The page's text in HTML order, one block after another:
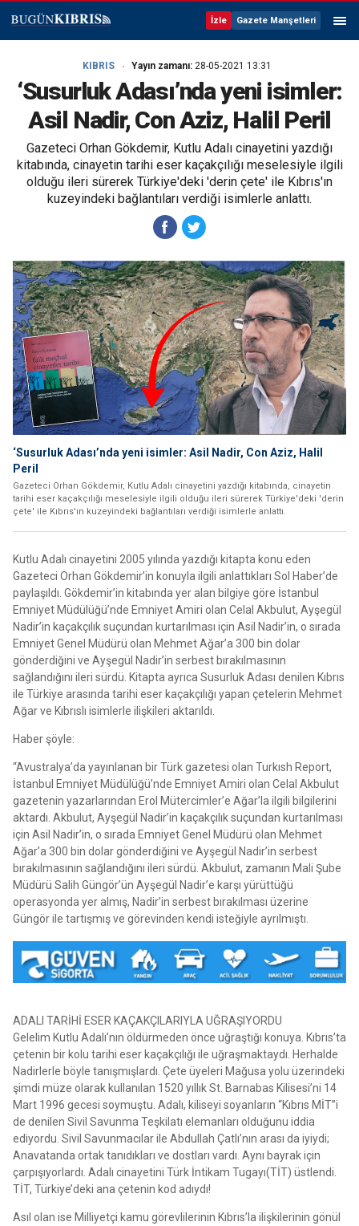
İzle Gazete Manşetleri
KIBRIS Yayın zamanı: 28-05-2021 13:31
‘Susurluk Adası’nda yeni isimler:
Asil Nadir, Con Aziz, Halil Peril
Gazeteci Orhan Gökdemir, Kutlu Adalı cinayetini yazdığı
kitabında, cinayetin tarihi eser kaçakçılığı meselesiyle ilgili
olduğu ileri sürerek Türkiye'deki 'derin çete' ile Kıbrıs'ın
kuzeyindeki bağlantıları verdiği isimlerle anlattı.
‘Susurluk Adası’nda yeni isimler: Asil Nadir, Con Aziz, Halil
Peril
Gazeteci Orhan Gökdemir, Kutlu Adalı cinayetini yazdığı kitabında, cinayetin
tarihi eser kaçakçılığı meselesiyle ilgili olduğu ileri sürerek Türkiye'deki 'derin
çete' ile Kıbrıs'ın kuzeyindeki bağlantıları verdiği isimlerle anlattı.
Kutlu Adalı cinayetini 2005 yılında yazdığı kitapta konu eden
Gazeteci Orhan Gökdemir’in konuyla ilgili anlattıkları Sol Haber’de
paylaşıldı. Gökdemir’in kitabında yer alan bilgiye göre İstanbul
Emniyet Müdülüğü’nde Emniyet Amiri olan Celal Akbulut, Ayşegül
Nadir’in kaçakçılık suçundan kurtarılması için Asil Nadir’in, o sırada
Emniyet Genel Müdürü olan Mehmet Ağar’a 300 bin dolar
gönderdiğini ve Ayşegül Nadir’in serbest bırakılmasının
sağlandığını ileri sürdü. Kitapta ayrıca Susurluk Adası denilen Kıbrıs
ile Türkiye arasında tarihi eser kaçakçılığı yapan çetelerin Mehmet
Ağar ve Kıbrıslı isimlerle ilişkileri aktarıldı.
Haber şöyle:
“Avustralya’da yayınlanan bir Türk gazetesi olan Turkısh Report,
İstanbul Emniyet Müdülüğü’nde Emniyet Amiri olan Celal Akbulut
gazetenin yazarlarından Erol Mütercimler’e Ağar’la ilgili bilgilerini
aktardı. Akbulut, Ayşegül Nadir’in kaçakçılık suçundan kurtarılması
için Asil Nadir’in, o sırada Emniyet Genel Müdürü olan Mehmet
Ağar’a 300 bin dolar gönderdiğini ve Ayşegül Nadir’in serbest
bırakılmasının sağlandığını ileri sürdü. Akbulut, zamanın Mali Şube
Müdürü Salih Güngör’ün Ayşegül Nadir’e karşı yürüttüğü
operasyonda yer almış, Nadir’in serbest bırakılması üzerine
Güngör ile tartışmış ve görevinden kendi isteğiyle ayrılmıştı.
ADALI TARİHİ ESER KAÇAKÇILARIYLA UĞRAŞIYORDU
Gelelim Kutlu Adalı’nın öldürmeden önce uğraştığı konuya. Kıbrıs’ta
çetenin bir kolu tarihi eser kaçakçılığı ile uğraşmaktaydı. Herhalde
Nadirlerle böyle tanışmışlardı. Çete üyeleri Mağusa yolu üzerindeki
şimdi müze olarak kullanılan 1520 yıllık St. Barnabas Kilisesi’ni 14
Mart 1996 gecesi soymuştu. Adalı, kiliseyi soyanların “Kıbrıs MİT”i
de denilen Sivil Savunma Teşkilatı elemanları olduğunu iddia
ediyordu. Sivil Savunmacılar ile Abdullah Çatlı’nın arası da iyiydi;
Anavatanda ortak tanıdıkları ve dostları vardı. Aynı bayrak için
çarpışıyorlardı. Adalı cinayetini Türk İntikam Tugayı(TİT) üstlendi.
TİT, Türkiye’deki ana çetenin kod adıydı!
Asıl olan ise Milliyetçi kamu görevlilerinin Kıbrıs’la ilişkilerinin gönül